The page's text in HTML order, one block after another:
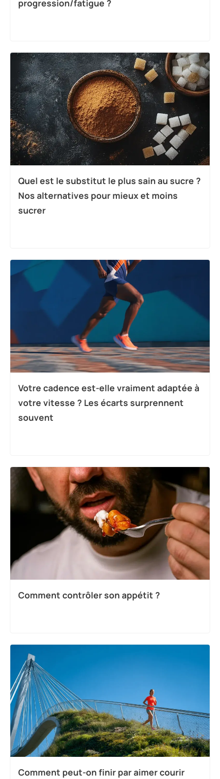
progression/fatigue ?
Quel est le substitut le plus sain au sucre ?
Nos alternatives pour mieux et moins
sucrer
Votre cadence est-elle vraiment adaptée à
votre vitesse ? Les écarts surprennent
souvent
Comment contrôler son appétit ?
Comment peut-on finir par aimer courir